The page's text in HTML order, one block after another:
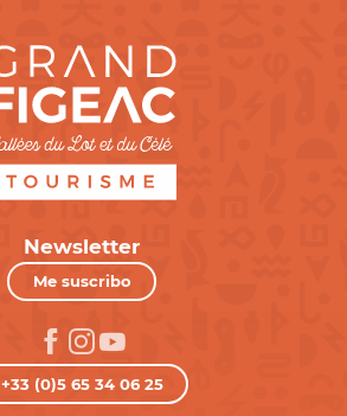
Newsletter
Me suscribo
+33 (0)5 65 34 06 25